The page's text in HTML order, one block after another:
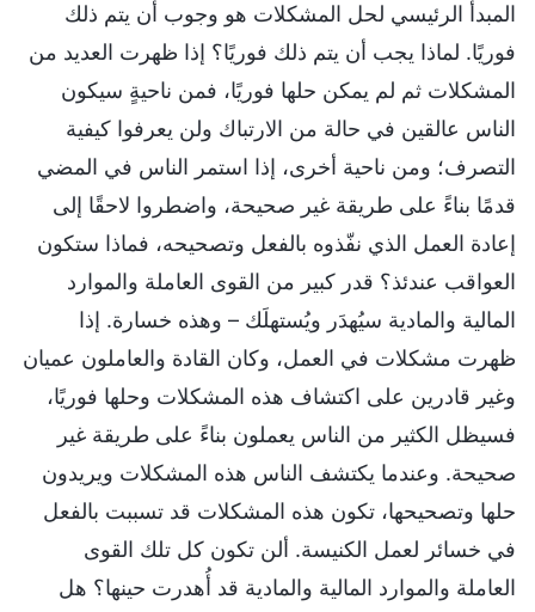
المبدأ الرئيسي لحل المشكلات هو وجوب أن يتم ذلك
فوريًا. لماذا يجب أن يتم ذلك فوريًا؟ إذا ظهرت العديد من
المشكلات ثم لم يمكن حلها فوريًا، فمن ناحيةٍ سيكون
الناس عالقين في حالة من الارتباك ولن يعرفوا كيفية
التصرف؛ ومن ناحية أخرى، إذا استمر الناس في المضي
قدمًا بناءً على طريقة غير صحيحة، واضطروا لاحقًا إلى
إعادة العمل الذي نفّذوه بالفعل وتصحيحه، فماذا ستكون
العواقب عندئذ؟ قدر كبير من القوى العاملة والموارد
المالية والمادية سيُهدَر ويُستهلَك – وهذه خسارة. إذا
ظهرت مشكلات في العمل، وكان القادة والعاملون عميان
وغير قادرين على اكتشاف هذه المشكلات وحلها فوريًا،
فسيظل الكثير من الناس يعملون بناءً على طريقة غير
صحيحة. وعندما يكتشف الناس هذه المشكلات ويريدون
حلها وتصحيحها، تكون هذه المشكلات قد تسببت بالفعل
في خسائر لعمل الكنيسة. ألن تكون كل تلك القوى
العاملة والموارد المالية والمادية قد أُهدرت حينها؟ هل